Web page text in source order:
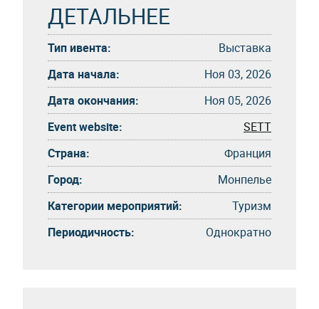
ДЕТАЛЬНЕЕ
Тип ивента:
Выставка
Дата начала:
Ноя 03, 2026
Дата окончания:
Ноя 05, 2026
Event website:
SETT
Страна:
Франция
Город:
Монпелье
Категории мероприятий:
Туризм
Периодичность:
Однократно